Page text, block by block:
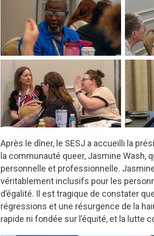
Après le dîner, le SESJ a accueilli la
la communauté queer, Jasmine
personnelle et professionnelle.
véritablement inclusifs pour les
d’égalité. Il est tragique de constater
régressions et une résurgence de la
rapide ni fondée sur l’équité, et la lutte